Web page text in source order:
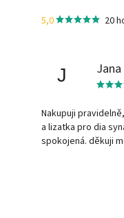
5,0 20
J Jana
Nakupuji
a lizatka pro dia
spokojená. děkuji